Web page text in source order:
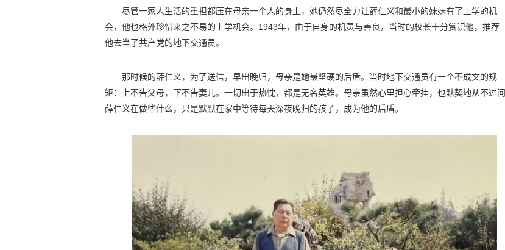
尽管一家人生活的重担都压在母亲一个人的身上，她仍然尽全力让薛仁义和最小的妹妹有了上学的机
会，他也格外珍惜来之不易的上学机会。1943年，由于自身的机灵与善良，当时的校长十分赏识他，推荐
他去当了共产党的地下交通员。
那时候的薛仁义，为了送信，早出晚归，母亲是她最坚硬的后盾。当时地下交通员有一个不成文的规
矩：上不告父母，下不告妻儿。一切出于热忱，都是无名英雄。母亲虽然心里担心牵挂，也默契地从不过问
薛仁义在做些什么，只是默默在家中等待每天深夜晚归的孩子，成为他的后盾。